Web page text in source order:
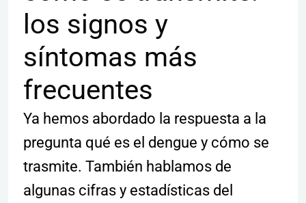
los signos y
síntomas más
frecuentes
Ya hemos abordado la respuesta a la
pregunta qué es el dengue y cómo se
trasmite. También hablamos de
algunas cifras y estadísticas del